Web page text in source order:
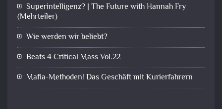
Superintelligenz? | The Future with Hannah Fry
(Mehrteiler)
Wie werden wir beliebt?
Beats 4 Critical Mass Vol.22
Mafia-Methoden! Das Geschäft mit Kurierfahrern